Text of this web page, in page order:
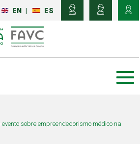
EN ES
sobre empreendedorismo médico na